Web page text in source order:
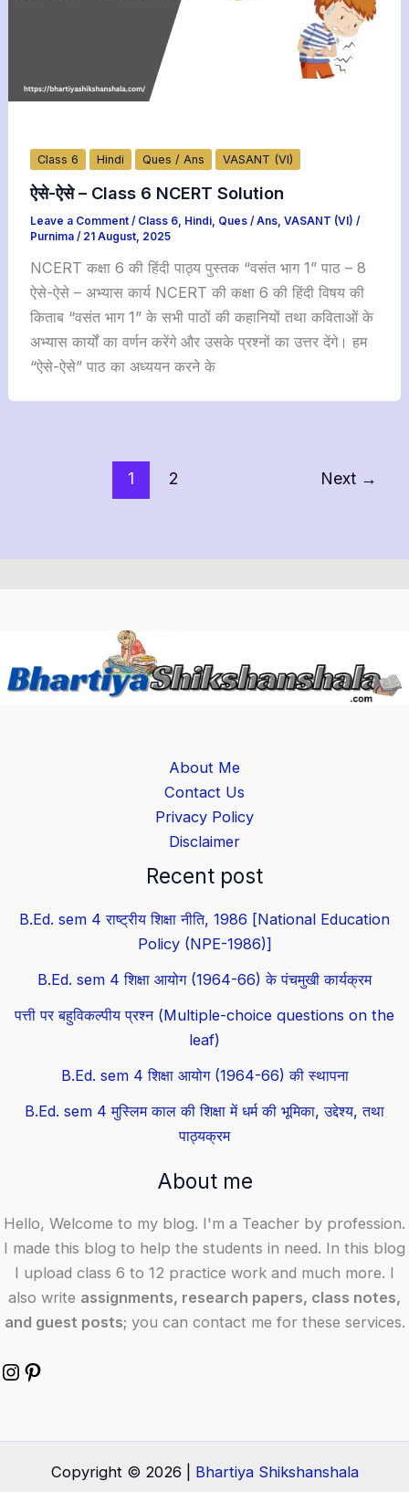
Class 6 Hindi Ques / Ans VASANT (VI)
ऐसे-ऐसे – Class 6 NCERT Solution
Leave a Comment / Class 6 Hindi Ques / Ans ,VASANT (VI) /
Purnima/ 21 August, 2025
NCERT कक्षा 6 की हिंदी पाठ्य पुस्तक “वसंत भाग 1” पाठ – 8
ऐसे-ऐसे – अभ्यास कार्य NCERT की कक्षा 6 की हिंदी विषय की
किताब “वसंत भाग 1” के सभी पाठों की कहानियों तथा कविताओं के
अभ्यास कार्यों का वर्णन करेंगे और उसके प्रश्नों का उत्तर देंगे। हम
“ऐसे-ऐसे” पाठ का अध्ययन करने के
1 2 Next →
About Me
Contact Us
Privacy Policy
Disclaimer
Recent post
B.Ed. sem 4 राष्ट्रीय शिक्षा नीति, 1986 [National Education
Policy (NPE-1986)]
B.Ed. sem 4 शिक्षा आयोग (1964-66) के पंचमुखी कार्यक्रम
पत्ती पर बहुविकल्पीय प्रश्न (Multiple-choice questions on the
leaf)
B.Ed. sem 4 शिक्षा आयोग (1964-66) की स्थापना
B.Ed. sem 4 मुस्लिम काल की शिक्षा में धर्म की भूमिका, उद्देश्य, तथा
पाठ्यक्रम
About me
Hello, Welcome to my blog. I'm a Teacher by profession.
I made this blog to help the students in need. In this blog
I upload class 6 to 12 practice work and much more. I
also write assignments, research papers, class notes,
and guest posts; you can contact me for these services.
Copyright © 2026 | Bhartiya Shikshanshala